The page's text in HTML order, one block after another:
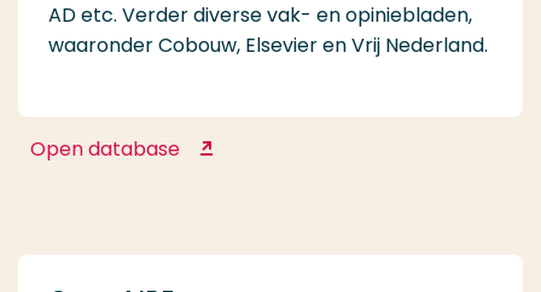
AD etc. Verder diverse vak- en opiniebladen,
waaronder Cobouw, Elsevier en Vrij Nederland.
Open database Nexis Uni